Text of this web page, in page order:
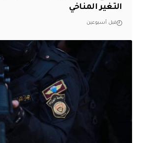
التغير المناخي
قبل أسبوعين